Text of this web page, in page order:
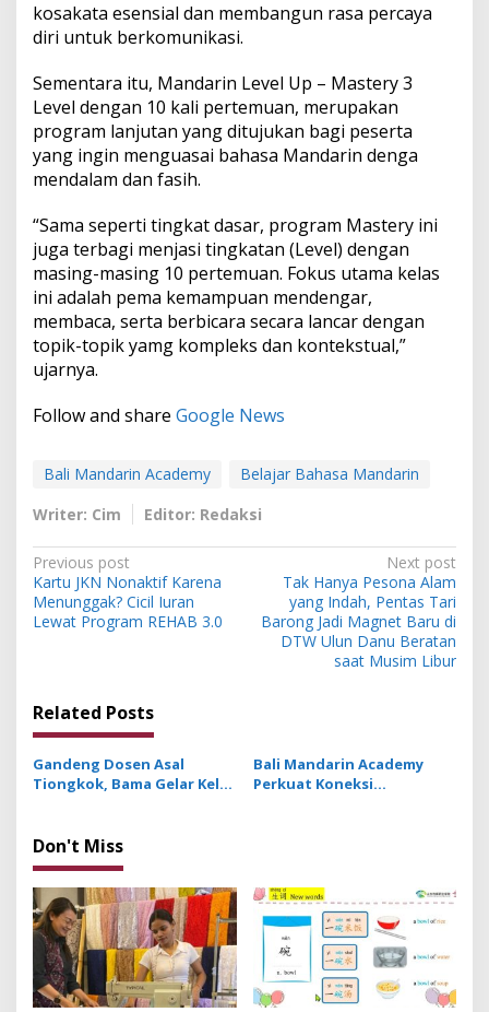
kosakata esensial dan membangun rasa percaya
diri untuk berkomunikasi.
Sementara itu, Mandarin Level Up – Mastery 3
Level dengan 10 kali pertemuan, merupakan
program lanjutan yang ditujukan bagi peserta
yang ingin menguasai bahasa Mandarin denga
mendalam dan fasih.
“Sama seperti tingkat dasar, program Mastery ini
juga terbagi menjasi tingkatan (Level) dengan
masing-masing 10 pertemuan. Fokus utama kelas
ini adalah pema kemampuan mendengar,
membaca, serta berbicara secara lancar dengan
topik-topik yamg kompleks dan kontekstual,”
ujarnya.
Follow and share Google News
Bali Mandarin Academy
Belajar Bahasa Mandarin
Writer: Cim
Editor: Redaksi
P
o
s
a
v
i
a
t
i
o
n
Previous post
Kartu JKN Nonaktif Karena
Menunggak? Cicil Iuran
Lewat Program REHAB 3.0
Next post
Tak Hanya Pesona Alam
yang Indah, Pentas Tari
Barong Jadi Magnet Baru di
DTW Ulun Danu Beratan
saat Musim Libur
Related Posts
Gandeng Dosen Asal
Tiongkok, Bama Gelar Kelas
Restoran
Bali Mandarin Academy
Perkuat Koneksi
Don't Miss